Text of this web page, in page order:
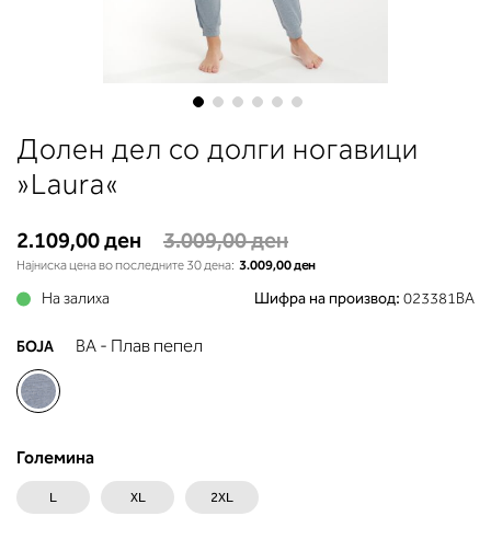
to
the
beginning
the
images
gallery
Долен дел со долги ногавици
»Laura«
2.109,00 ден 3.009,00 ден
Најниска цена во последните 30 дена: 3.009,00 ден
На залиха Шифра на производ: 023381BA
БОЈА BA - Плав пепел
Големина
L XL 2XL
до вдлабнатината помеѓу
Во делот 2 ќе прочитате која
длабочина на корпата одговара
вашето мерење (А, Б...) -
во колоната што сте ја